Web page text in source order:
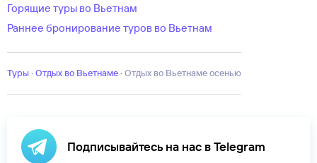
Горящие туры во Вьетнам
Раннее бронирование туров во Вьетнам
Туры · Отдых во Вьетнаме · Отдых во Вьетнаме осенью
Подписывайтесь на нас в Telegram